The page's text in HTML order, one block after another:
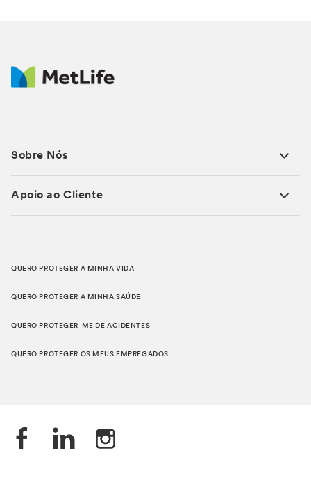
Sobre Nós
Apoio ao Cliente
QUERO PROTEGER A MINHA VIDA
QUERO PROTEGER A MINHA SAÚDE
QUERO PROTEGER-ME DE ACIDENTES
QUERO PROTEGER OS MEUS EMPREGADOS